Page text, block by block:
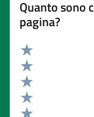
Quanto sono
pagina?
Valuta 5 stelle su 5
Valuta 4 stelle su 5
Valuta 3 stelle su 5
Valuta 2 stelle su 5